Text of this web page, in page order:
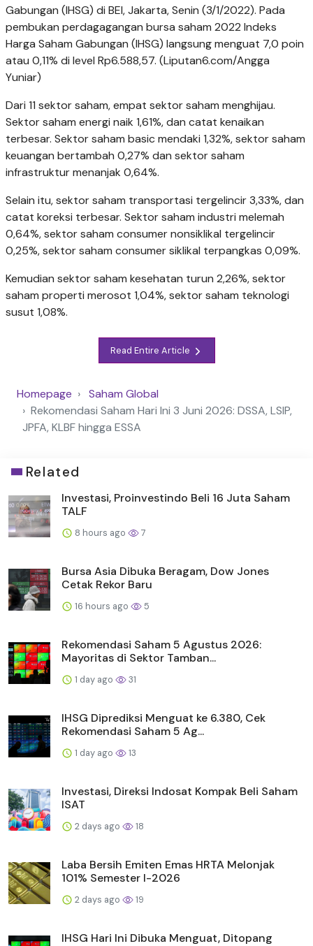
Gabungan (IHSG) di BEI, Jakarta, Senin (3/1/2022). Pada
pembukan perdagagangan bursa saham 2022 Indeks
Harga Saham Gabungan (IHSG) langsung menguat 7,0 poin
atau 0,11% di level Rp6.588,57. (Liputan6.com/Angga
Yuniar)
Dari 11 sektor saham, empat sektor saham menghijau.
Sektor saham energi naik 1,61%, dan catat kenaikan
terbesar. Sektor saham basic mendaki 1,32%, sektor saham
keuangan bertambah 0,27% dan sektor saham
infrastruktur menanjak 0,64%.
Selain itu, sektor saham transportasi tergelincir 3,33%, dan
catat koreksi terbesar. Sektor saham industri melemah
0,64%, sektor saham consumer nonsiklikal tergelincir
0,25%, sektor saham consumer siklikal terpangkas 0,09%.
Kemudian sektor saham kesehatan turun 2,26%, sektor
saham properti merosot 1,04%, sektor saham teknologi
susut 1,08%.
Read Entire Article
Homepage
Saham Global
Rekomendasi Saham Hari Ini 3 Juni 2026: DSSA, LSIP,
JPFA, KLBF hingga ESSA
Related
Investasi, Proinvestindo Beli 16 Juta Saham
TALF
8 hours ago 7
Bursa Asia Dibuka Beragam, Dow Jones
Cetak Rekor Baru
16 hours ago 5
Rekomendasi Saham 5 Agustus 2026:
Mayoritas di Sektor Tamban...
1 day ago 31
IHSG Diprediksi Menguat ke 6.380, Cek
Rekomendasi Saham 5 Ag...
1 day ago 13
Investasi, Direksi Indosat Kompak Beli Saham
ISAT
2 days ago 18
Laba Bersih Emiten Emas HRTA Melonjak
101% Semester I-2026
2 days ago 19
IHSG Hari Ini Dibuka Menguat, Ditopang